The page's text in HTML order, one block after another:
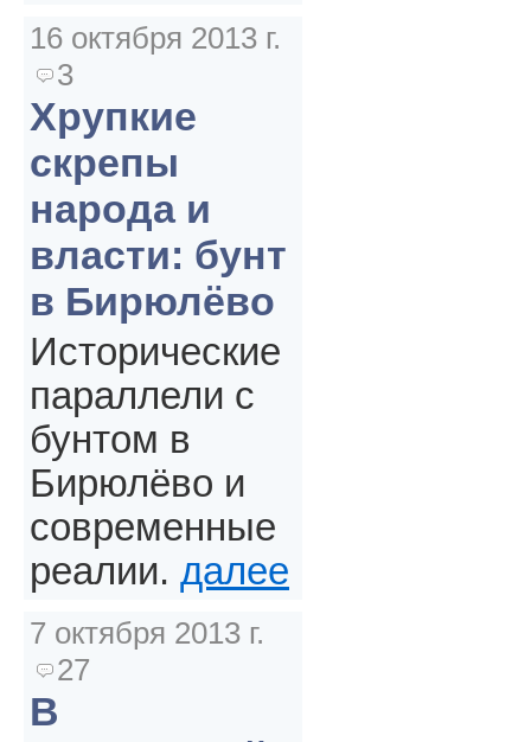
16 октября 2013 г.
3
Хрупкие
скрепы
народа и
власти: бунт
в Бирюлёво
Исторические
параллели с
бунтом в
Бирюлёво и
современные
реалии. далее
7 октября 2013 г.
27
В